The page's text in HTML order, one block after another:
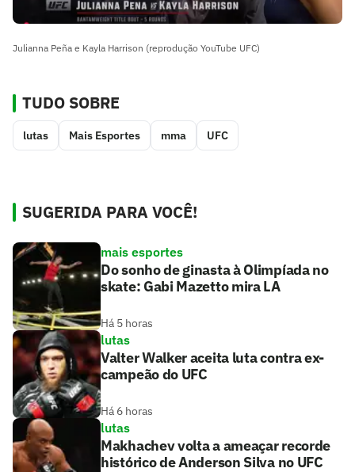
Julianna Peña e Kayla Harrison (reprodução YouTube UFC)
TUDO SOBRE
lutas Mais Esportes mma UFC
SUGERIDA PARA VOCÊ!
mais esportes
Do sonho de ginasta à Olimpíada no
skate: Gabi Mazetto mira LA
Há 5 horas
lutas
Valter Walker aceita luta contra ex-
campeão do UFC
Há 6 horas
lutas
Makhachev volta a ameaçar recorde
histórico de Anderson Silva no UFC